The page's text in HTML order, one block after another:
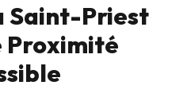
Saint-Priest
Proximité